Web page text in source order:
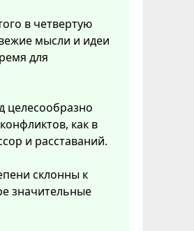
в четвертую
мысли и идеи
для
целесообразно
как в
и расставаний.
склонны к
значительные